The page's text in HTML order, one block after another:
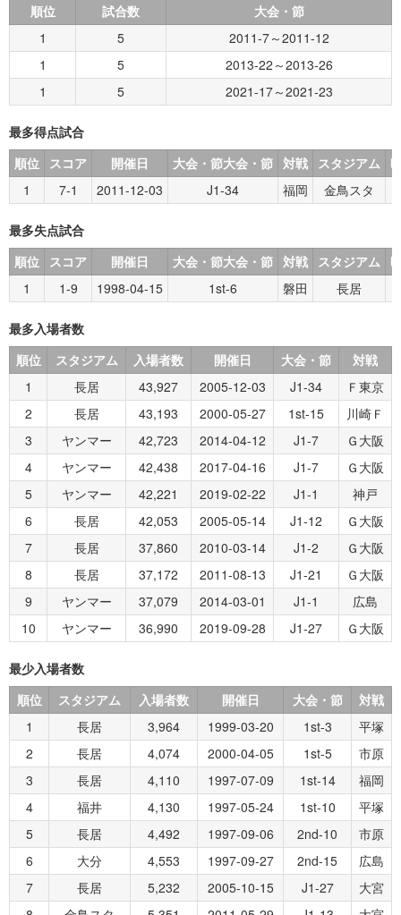
順位
試合数
大会・節
1
5
2011-7～2011-12
1
5
2013-22～2013-26
1
5 2021-17～2021-23
最多得点試合
順位
スコア 開催日 大会・節大会・節 対戦 スタジアム
1
7-1 2011-12-03 J1-34 福岡 金鳥スタ
最多失点試合
順位
スコア 開催日 大会・節大会・節 対戦 スタジアム
1
1-9 1998-04-15 1st-6 磐田 長居
最多入場者数
順位
スタジアム 入場者数 開催日 大会・節
対戦
1
長居 43,927 2005-12-03 J1-34
Ｆ東京
2
長居 43,193 2000-05-27 1st-15
川崎Ｆ
3
ヤンマー 42,723 2014-04-12 J1-7
Ｇ大阪
4
ヤンマー 42,438 2017-04-16 J1-7
Ｇ大阪
5
ヤンマー 42,221 2019-02-22 J1-1
神戸
6
長居 42,053 2005-05-14 J1-12
Ｇ大阪
7
長居 37,860 2010-03-14 J1-2
Ｇ大阪
8
長居 37,172 2011-08-13 J1-21
Ｇ大阪
9
ヤンマー 37,079 2014-03-01 J1-1
広島
10
ヤンマー 36,990 2019-09-28 J1-27 Ｇ大阪
最少入場者数
順位
スタジアム 入場者数 開催日 大会・節
対戦
1
長居 3,964 1999-03-20 1st-3
平塚
2
長居 4,074 2000-04-05 1st-5
市原
3
長居 4,110 1997-07-09 1st-14
福岡
4
福井 4,130 1997-05-24 1st-10
平塚
5
長居 4,492 1997-09-06 2nd-10
市原
6
大分 4,553 1997-09-27 2nd-15
広島
7
長居 5,232 2005-10-15 J1-27
大宮